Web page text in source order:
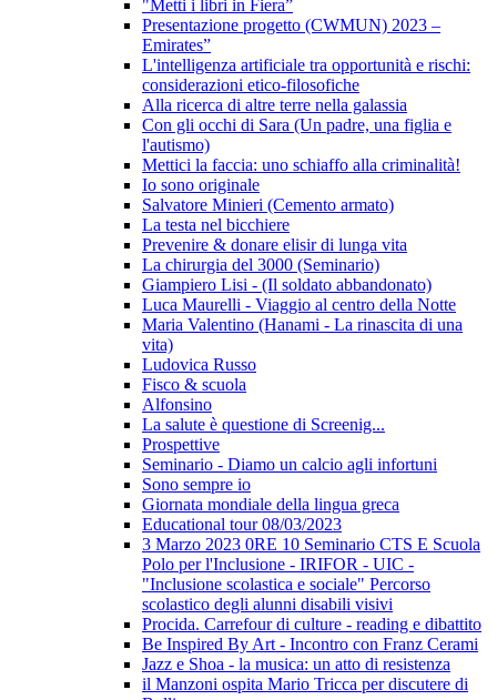
"Metti i libri in Fiera”
Presentazione progetto (CWMUN) 2023 –
Emirates”
L'intelligenza artificiale tra opportunità e rischi:
considerazioni etico-filosofiche
Alla ricerca di altre terre nella galassia
Con gli occhi di Sara (Un padre, una figlia e
l'autismo)
Mettici la faccia: uno schiaffo alla criminalità!
Io sono originale
Salvatore Minieri (Cemento armato)
La testa nel bicchiere
Prevenire & donare elisir di lunga vita
La chirurgia del 3000 (Seminario)
Giampiero Lisi - (Il soldato abbandonato)
Luca Maurelli - Viaggio al centro della Notte
Maria Valentino (Hanami - La rinascita di una
vita)
Ludovica Russo
Fisco & scuola
Alfonsino
La salute è questione di Screenig...
Prospettive
Seminario - Diamo un calcio agli infortuni
Sono sempre io
Giornata mondiale della lingua greca
Educational tour 08/03/2023
3 Marzo 2023 0RE 10 Seminario CTS E Scuola
Polo per l'Inclusione - IRIFOR - UIC -
"Inclusione scolastica e sociale" Percorso
scolastico degli alunni disabili visivi
Procida. Carrefour di culture - reading e dibattito
Be Inspired By Art - Incontro con Franz Cerami
Jazz e Shoa - la musica: un atto di resistenza
il Manzoni ospita Mario Tricca per discutere di